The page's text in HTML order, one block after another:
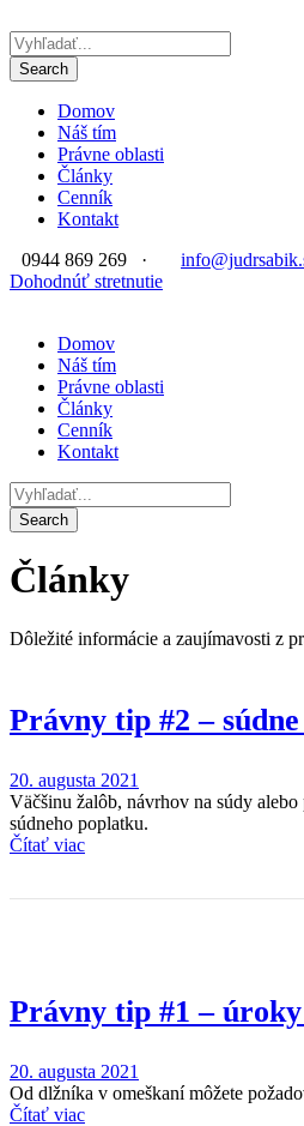
Domov
Náš tím
Právne oblasti
Články
Cenník
Kontakt
0944 869 269
·
Dohodnúť stretnutie
Domov
Náš tím
Právne oblasti
Články
Cenník
Kontakt
Články
Dôležité informácie a zaujímavosti z
Právny tip #2 –
20. augusta 2021
Väčšinu žalôb, návrhov na súdy
súdneho poplatku.
Čítať viac
Právny tip #1 –
20. augusta 2021
Od dlžníka v omeškaní môžete
Čítať viac